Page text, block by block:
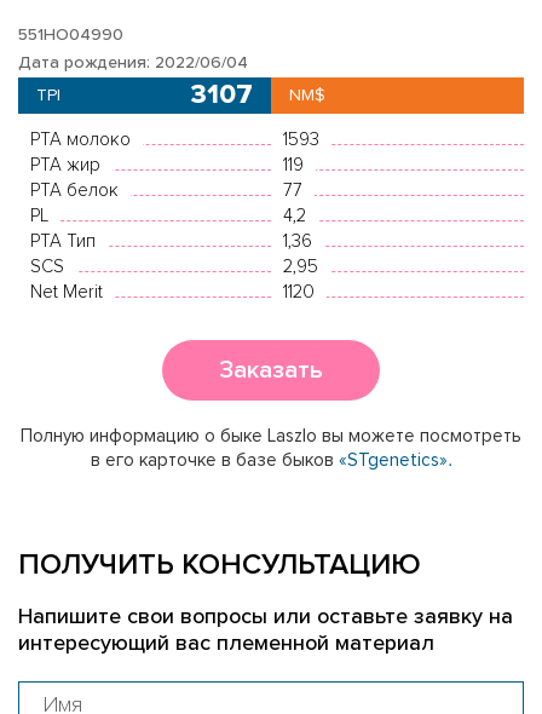
551HO04990
Дата рождения: 2022/06/04
TPI
3107 NM$
PTA молоко
1593
PTA жир
119
PTA белок
77
PL
4,2
PTA Тип
1,36
SCS
2,95
Net Merit
1120
Заказать
Полную информацию о быке Laszlo вы можете посмотреть
в его карточке в базе быков «STgenetics».
ПОЛУЧИТЬ КОНСУЛЬТАЦИЮ
Напишите свои вопросы или оставьте заявку на
интересующий вас племенной материал